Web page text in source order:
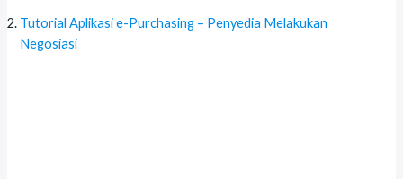
Tutorial Aplikasi e-Purchasing – Penyedia Melakukan
Negosiasi